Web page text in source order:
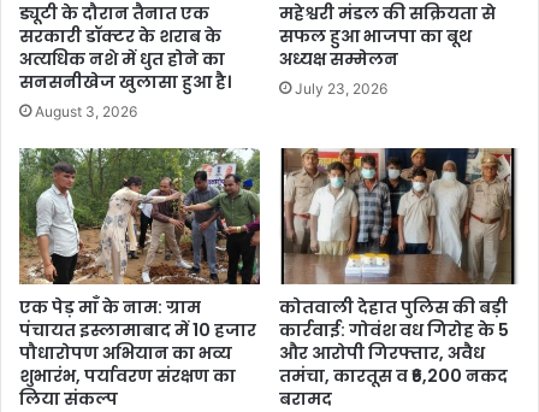
ड्यूटी के दौरान तैनात एक
सरकारी डॉक्टर के शराब के
अत्यधिक नशे में धुत होने का
सनसनीखेज खुलासा हुआ है।
August 3, 2026
महेश्वरी मंडल की सक्रियता से
सफल हुआ भाजपा का बूथ
अध्यक्ष सम्मेलन
July 23, 2026
एक पेड़ माँ के नाम: ग्राम
पंचायत इस्लामाबाद में 10 हजार
पौधारोपण अभियान का भव्य
शुभारंभ, पर्यावरण संरक्षण का
लिया संकल्प
कोतवाली देहात पुलिस की बड़ी
कार्रवाई: गोवंश वध गिरोह के 5
और आरोपी गिरफ्तार, अवैध
तमंचा, कारतूस व ₹6,200 नकद
बरामद